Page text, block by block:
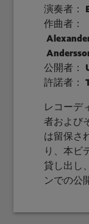
演奏者：
作曲者：
公開者：
許諾者：
レコーデ
者および
は留保さ
り、本ビ
貸し出し
ンでの公